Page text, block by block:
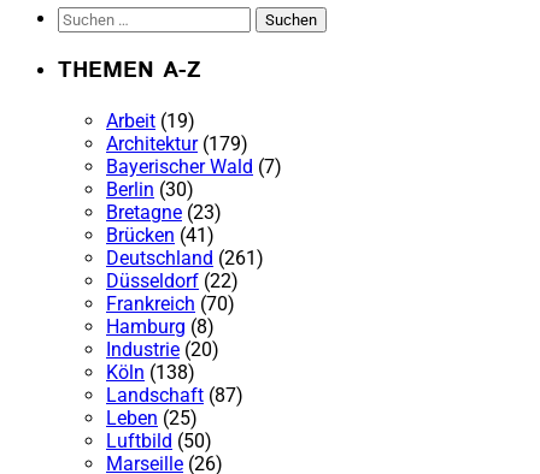
Suchen
nach:
THEMEN A-Z
Arbeit (19)
Architektur(179)
Bayerischer Wald (7)
Berlin (30)
Bretagne (23)
Brücken (41)
Deutschland (261)
Düsseldorf (22)
Frankreich (70)
Hamburg (8)
Industrie (20)
Köln (138)
Landschaft (87)
Leben (25)
Luftbild (50)
Marseille (26)